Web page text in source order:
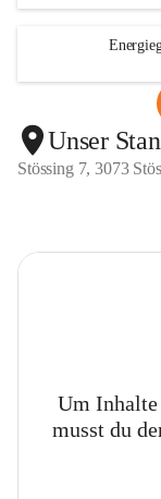
Unser
Stössing 7, 3073
Um Inhalte
musst du